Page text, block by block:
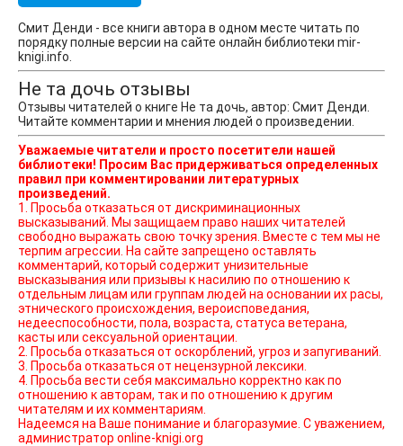
Смит Денди - все книги автора в одном месте читать по
порядку полные версии на сайте онлайн библиотеки mir-
knigi.info.
Не та дочь отзывы
Отзывы читателей о книге Не та дочь, автор: Смит Денди.
Читайте комментарии и мнения людей о произведении.
Уважаемые читатели и просто посетители нашей
библиотеки! Просим Вас придерживаться определенных
правил при комментировании литературных
произведений.
1. Просьба отказаться от дискриминационных
высказываний. Мы защищаем право наших читателей
свободно выражать свою точку зрения. Вместе с тем мы не
терпим агрессии. На сайте запрещено оставлять
комментарий, который содержит унизительные
высказывания или призывы к насилию по отношению к
отдельным лицам или группам людей на основании их расы,
этнического происхождения, вероисповедания,
недееспособности, пола, возраста, статуса ветерана,
касты или сексуальной ориентации.
2. Просьба отказаться от оскорблений, угроз и запугиваний.
3. Просьба отказаться от нецензурной лексики.
4. Просьба вести себя максимально корректно как по
отношению к авторам, так и по отношению к другим
читателям и их комментариям.
Надеемся на Ваше понимание и благоразумие. С уважением,
администратор online-knigi.org